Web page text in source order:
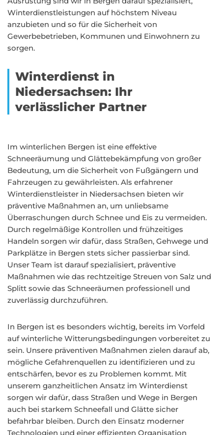
Winterdienstleistungen auf höchstem Niveau
anzubieten und so für die Sicherheit von
Gewerbebetrieben, Kommunen und Einwohnern zu
sorgen.
Winterdienst in
Niedersachsen: Ihr
verlässlicher Partner
Im winterlichen Bergen ist eine effektive
Schneeräumung und Glättebekämpfung von großer
Bedeutung, um die Sicherheit von Fußgängern und
Fahrzeugen zu gewährleisten. Als erfahrener
Winterdienstleister in Niedersachsen bieten wir
präventive Maßnahmen an, um unliebsame
Überraschungen durch Schnee und Eis zu vermeiden.
Durch regelmäßige Kontrollen und frühzeitiges
Handeln sorgen wir dafür, dass Straßen, Gehwege und
Parkplätze in Bergen stets sicher passierbar sind.
Unser Team ist darauf spezialisiert, präventive
Maßnahmen wie das rechtzeitige Streuen von Salz und
Splitt sowie das Schneeräumen professionell und
zuverlässig durchzuführen.
In Bergen ist es besonders wichtig, bereits im Vorfeld
auf winterliche Witterungsbedingungen vorbereitet zu
sein. Unsere präventiven Maßnahmen zielen darauf ab,
mögliche Gefahrenquellen zu identifizieren und zu
entschärfen, bevor es zu Problemen kommt. Mit
unserem ganzheitlichen Ansatz im Winterdienst
sorgen wir dafür, dass Straßen und Wege in Bergen
auch bei starkem Schneefall und Glätte sicher
befahrbar bleiben. Durch den Einsatz moderner
Technologien und einer effizienten Organisation